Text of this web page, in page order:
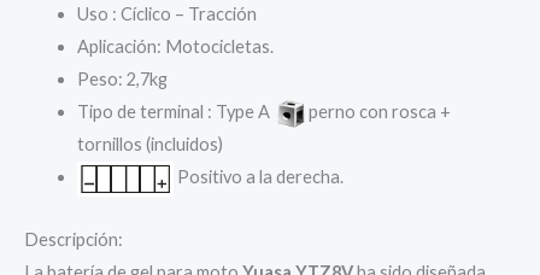
Uso : Cíclico – Tracción
Aplicación: Motocicletas.
Peso: 2,7kg
Tipo de terminal : Type A
perno con rosca +
tornillos (incluidos)
Positivo a la derecha.
Descripción: